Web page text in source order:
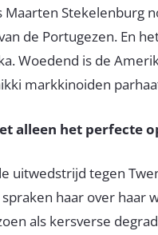
Maarten Stekelenburg
de Portugezen. En
Woedend is de
markkinoiden
alleen het perfecte
uitwedstrijd tegen
haar over haar
als kersverse